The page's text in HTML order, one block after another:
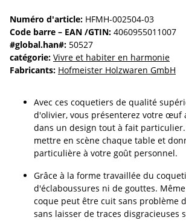
Numéro d'article: HFMH-002504-03
Code barre – EAN /GTIN: 4060955011007
#global.han#: 50527
catégorie: Vivre et habiter en harmonie
Fabricants: Hofmeister Holzwaren GmbH
Avec ces coquetiers de qualité
d'olivier, vous présenterez votre œuf
dans un design tout à fait particulier.
mettre en scène chaque table et
particulière à votre goût personnel.
Grâce à la forme travaillée du
d'éclaboussures ni de gouttes.
coque peut être cuit sans problème
sans laisser de traces disgracieuses